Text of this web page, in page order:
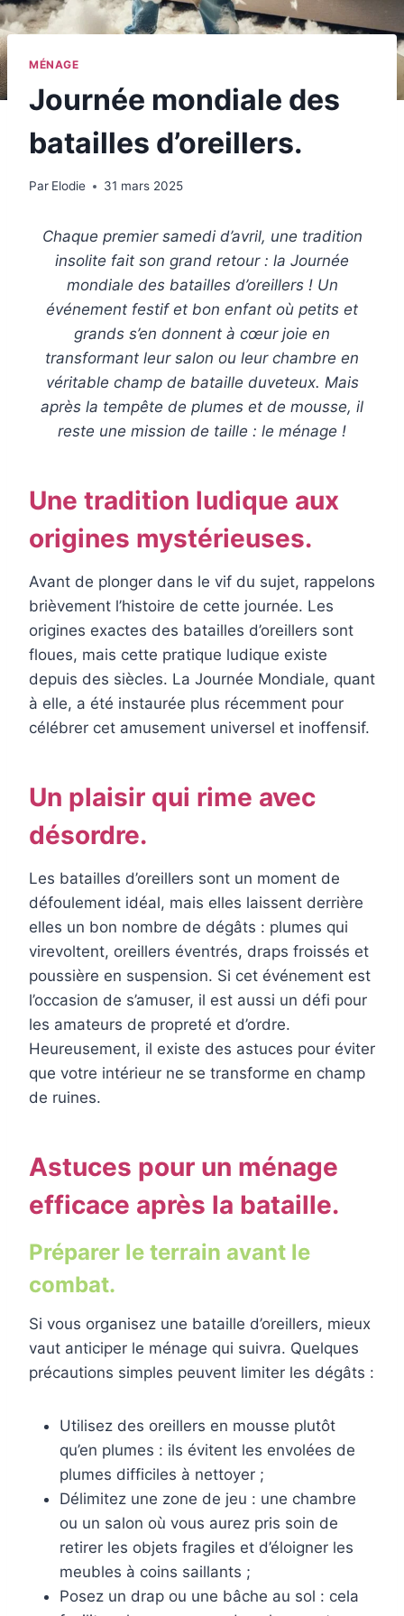
MÉNAGE
Journée mondiale des
batailles d’oreillers.
Par Elodie 31 mars 2025
Chaque premier samedi d’avril, une tradition
insolite fait son grand retour : la Journée
mondiale des batailles d’oreillers ! Un
événement festif et bon enfant où petits et
grands s’en donnent à cœur joie en
transformant leur salon ou leur chambre en
véritable champ de bataille duveteux. Mais
après la tempête de plumes et de mousse, il
reste une mission de taille : le ménage !
Une tradition ludique aux
origines mystérieuses.
Avant de plonger dans le vif du sujet, rappelons
brièvement l’histoire de cette journée. Les
origines exactes des batailles d’oreillers sont
floues, mais cette pratique ludique existe
depuis des siècles. La Journée Mondiale, quant
à elle, a été instaurée plus récemment pour
célébrer cet amusement universel et inoffensif.
Un plaisir qui rime avec
désordre.
Les batailles d’oreillers sont un moment de
défoulement idéal, mais elles laissent derrière
elles un bon nombre de dégâts : plumes qui
virevoltent, oreillers éventrés, draps froissés et
poussière en suspension. Si cet événement est
l’occasion de s’amuser, il est aussi un défi pour
les amateurs de propreté et d’ordre.
Heureusement, il existe des astuces pour éviter
que votre intérieur ne se transforme en champ
de ruines.
Astuces pour un ménage
efficace après la bataille.
Préparer le terrain avant le
combat.
Si vous organisez une bataille d’oreillers, mieux
vaut anticiper le ménage qui suivra. Quelques
précautions simples peuvent limiter les dégâts :
Utilisez des oreillers en mousse plutôt
qu’en plumes : ils évitent les envolées de
plumes difficiles à nettoyer ;
Délimitez une zone de jeu : une chambre
ou un salon où vous aurez pris soin de
retirer les objets fragiles et d’éloigner les
meubles à coins saillants ;
Posez un drap ou une bâche au sol : cela